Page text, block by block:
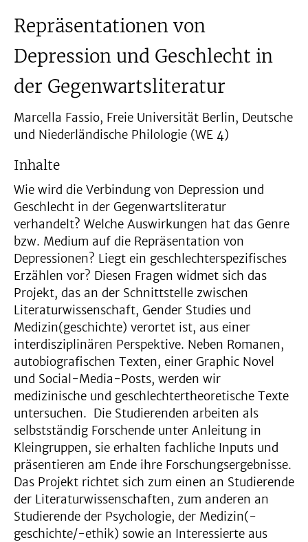
Repräsentationen von
Depression und Geschlecht in
der Gegenwartsliteratur
Marcella Fassio, Freie Universität Berlin, Deutsche
und Niederländische Philologie (WE 4)
Inhalte
Wie wird die Verbindung von Depression und
Geschlecht in der Gegenwartsliteratur
verhandelt? Welche Auswirkungen hat das Genre
bzw. Medium auf die Repräsentation von
Depressionen? Liegt ein geschlechterspezifisches
Erzählen vor? Diesen Fragen widmet sich das
Projekt, das an der Schnittstelle zwischen
Literaturwissenschaft, Gender Studies und
Medizin(geschichte) verortet ist, aus einer
interdisziplinären Perspektive. Neben Romanen,
autobiografischen Texten, einer Graphic Novel
und Social-Media-Posts, werden wir
medizinische und geschlechtertheoretische Texte
untersuchen. Die Studierenden arbeiten als
selbstständig Forschende unter Anleitung in
Kleingruppen, sie erhalten fachliche Inputs und
präsentieren am Ende ihre Forschungsergebnisse.
Das Projekt richtet sich zum einen an Studierende
der Literaturwissenschaften, zum anderen an
Studierende der Psychologie, der Medizin(-
geschichte/-ethik) sowie an Interessierte aus